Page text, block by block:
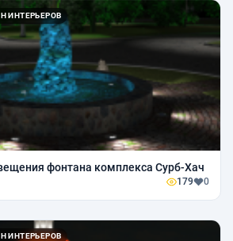
ИНТЕРЬЕРОВ
фонтана комплекса Сурб-Хач
179 0
ИНТЕРЬЕРОВ